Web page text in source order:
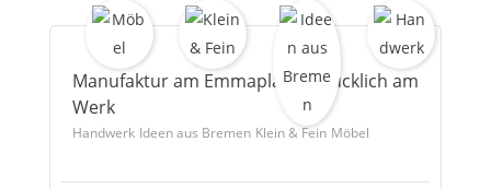
Manufaktur am Emmaplatz – Glücklich am
Werk
Handwerk Ideen aus Bremen Klein & Fein Möbel